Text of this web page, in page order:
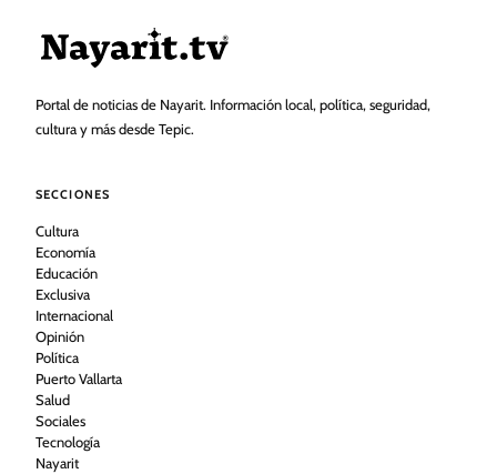
Portal de noticias de Nayarit. Información local, política, seguridad,
cultura y más desde Tepic.
SECCIONES
Cultura
Economía
Educación
Exclusiva
Internacional
Opinión
Política
Puerto Vallarta
Salud
Sociales
Tecnología
Nayarit